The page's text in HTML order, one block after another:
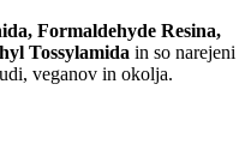
Formaldehyde Resina,
Tossylamida in so narejeni
veganov in okolja.